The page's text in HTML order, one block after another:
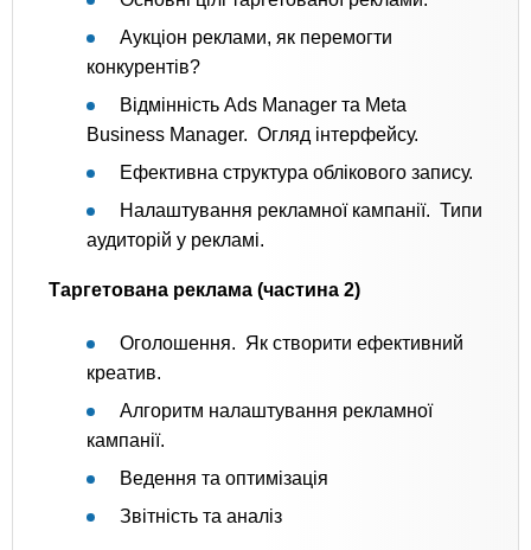
Аукціон реклами, як перемогти
конкурентів?
Відмінність Ads Manager та Meta
Business Manager. Огляд інтерфейсу.
Ефективна структура облікового запису.
Налаштування рекламної кампанії. Типи
аудиторій у рекламі.
Таргетована реклама (частина 2)
Оголошення. Як створити ефективний
креатив.
Алгоритм налаштування рекламної
кампанії.
Ведення та оптимізація
Звітність та аналіз